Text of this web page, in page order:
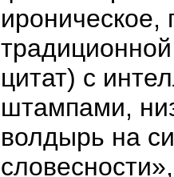
ироническое,
цитат) с
штампами,
волдырь на